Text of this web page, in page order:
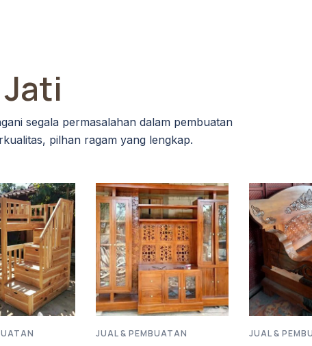
segala permasalahan dalam pembuatan
pilhan ragam yang lengkap.
JUAL & PEMBUATAN JUAL &